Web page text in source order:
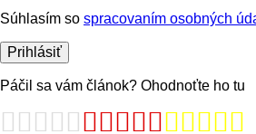
Súhlasím so spracovaním osobných
Páčil sa vám článok? Ohodnoťte ho tu